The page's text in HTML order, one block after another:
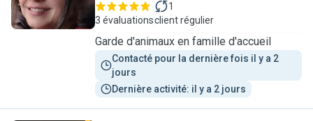
3 évaluations
1
client régulier
Garde d'animaux en famille d'accueil
Contacté pour la dernière fois il y a 2
jours
Dernière activité: il y a 2 jours